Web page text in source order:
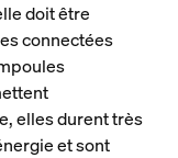
doit être
connectées
elles durent très
et sont